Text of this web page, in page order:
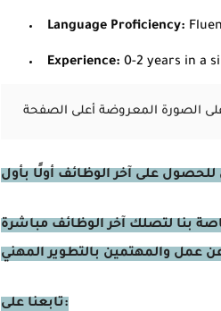
Language Proficiency:
Experience: 0-2 years in a
للحصول على آخر الوظائف أولًا بأول
بنا لتصلك آخر الوظائف مباشرة
تابعنا على: